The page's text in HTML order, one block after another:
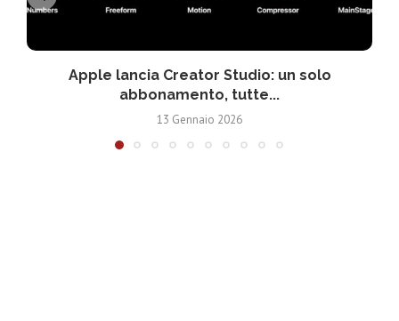
Apple lancia Creator Studio: un solo
abbonamento, tutte...
13 Gennaio 2026